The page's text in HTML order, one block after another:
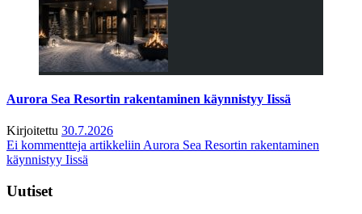
Aurora Sea Resortin rakentaminen käynnistyy Iissä
Kirjoitettu 30.7.2026
Ei kommentteja artikkeliin Aurora Sea Resortin rakentaminen
käynnistyy Iissä
Uutiset